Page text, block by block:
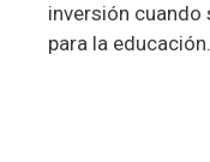
inversión
para la educación.